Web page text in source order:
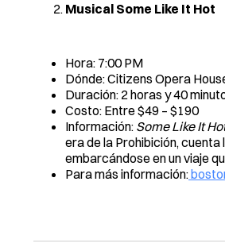
Musical Some Like It Hot
Hora: 7:00 PM
Dónde: Citizens Opera
Duración: 2 horas y 40
Costo: Entre $49 – $190
Información: Some Like It
era de la Prohibición,
embarcándose en un viaje
Para más información: